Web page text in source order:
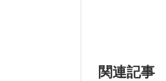
関連記事